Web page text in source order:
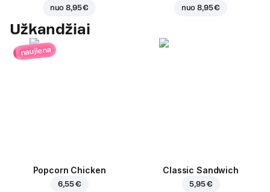
nuo8,95 € nuo8,95 €
Užkandžiai
naujiena
Popcorn Chicken
6,55 €
Classic Sandwich
5,95 €